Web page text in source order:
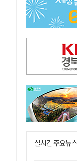
휠체어 환자 발로
[금주의 이슈] 하늘
실시간 주요뉴스